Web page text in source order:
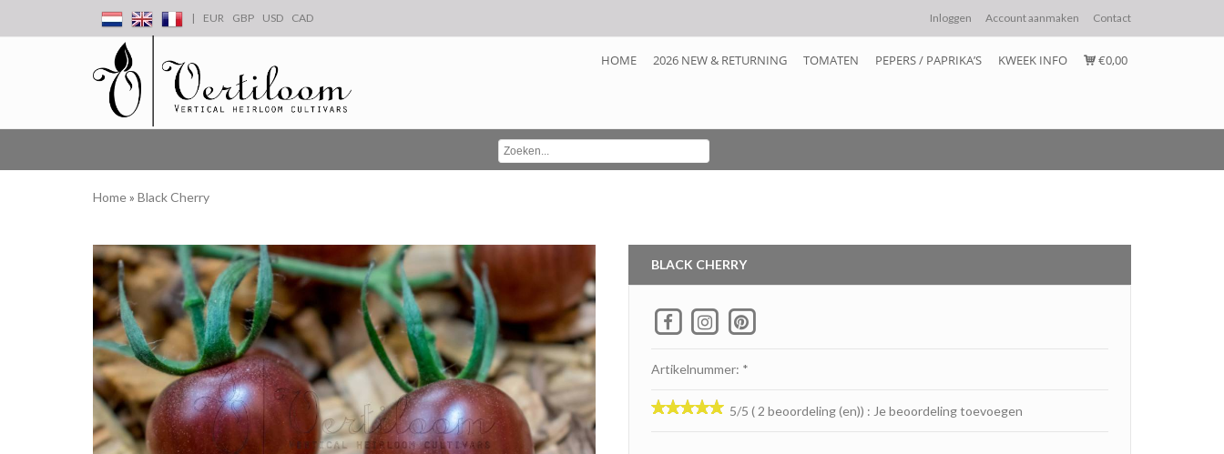
| EUR GBP USD CAD Inloggen Account aanmaken Contact
HOME 2026 NEW & RETURNING TOMATEN PEPERS / PAPRIKA’S KWEEK INFO €0,00
Home» Black Cherry
BLACK CHERRY
Artikelnummer: *
5/5 ( 2 beoordeling (en)) : Je beoordeling toevoegen